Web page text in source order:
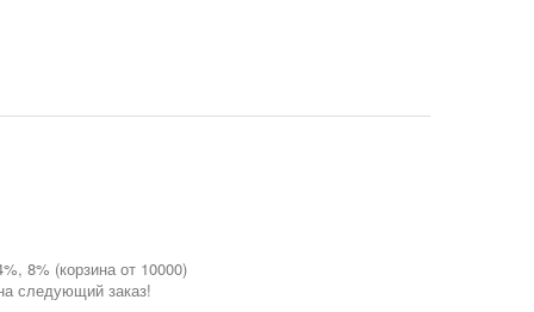
8% (корзина от 10000)
следующий заказ!